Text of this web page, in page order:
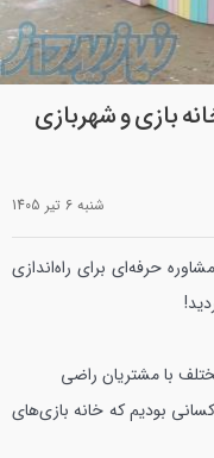
بازی و شهربازی
شنبه 6 تير 1405
حرفه‌ای برای راه‌اندازی
بودیم که خانه بازی‌های